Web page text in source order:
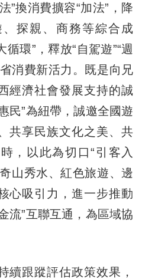
”換消費擴容“加法”，降
探親、商務等綜合成
循環”，釋放“自駕遊”“週
消費新活力。既是向兄
經濟社會發展支持的誠
民”為紐帶，誠邀全國遊
共享民族文化之美、共
，以此為切口“引客入
山秀水、紅色旅遊、邊
心吸引力，進一步推動
流”互聯互通，為區域協
跟蹤評估政策效果，